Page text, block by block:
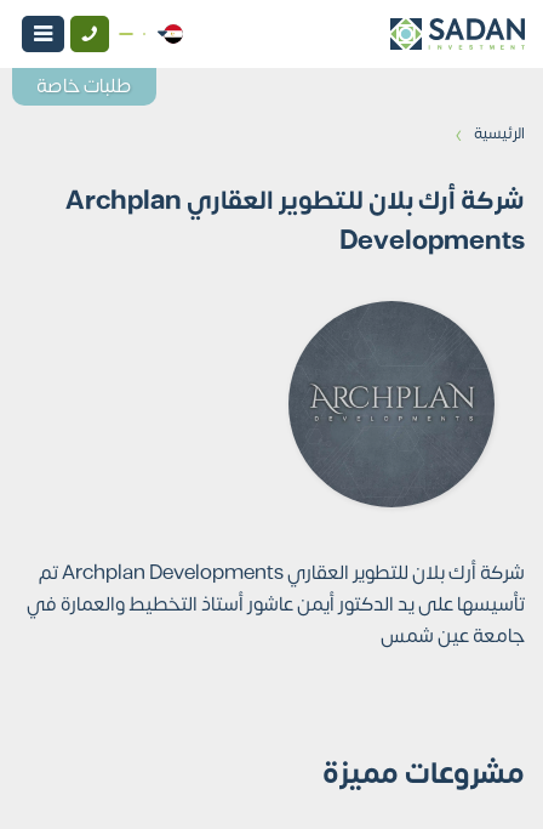
الرئيسية ›
شركة أرك بلان للتطوير العقاري Archplan
Developments
شركة أرك بلان للتطوير العقاري Archplan Developments تم
تأسيسها على يد الدكتور أيمن عاشور أستاذ التخطيط والعمارة في
جامعة عين شمس
مشروعات مميزة
طلبات خاصة